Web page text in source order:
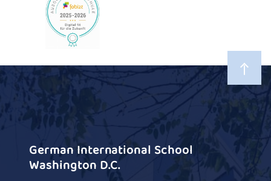
German International School
Washington D.C.